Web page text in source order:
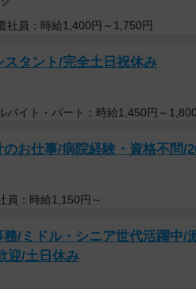
社員：時給1,400円～1,750円
タント/完全土日祝休み
バイト・パート：時給1,450円～
お仕事/病院経験・資格不問/
員：時給1,150円～
務/ミドル・シニア世代活躍中/
迎/土日休み